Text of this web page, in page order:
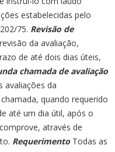
estabelecidas pelo
75. Revisão de
da avaliação,
de até dois dias úteis,
chamada de avaliação
avaliações da
quando requerido
até um dia útil, após o
através de
RequerimentoTodas as